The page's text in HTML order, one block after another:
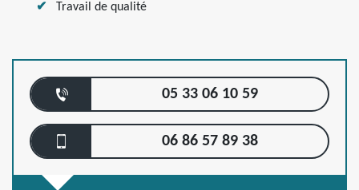
Travail de qualité
05 33 06 10 59
06 86 57 89 38